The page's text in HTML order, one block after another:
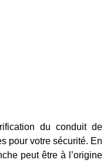
du conduit de
pour votre sécurité. En
peut être à l’origine